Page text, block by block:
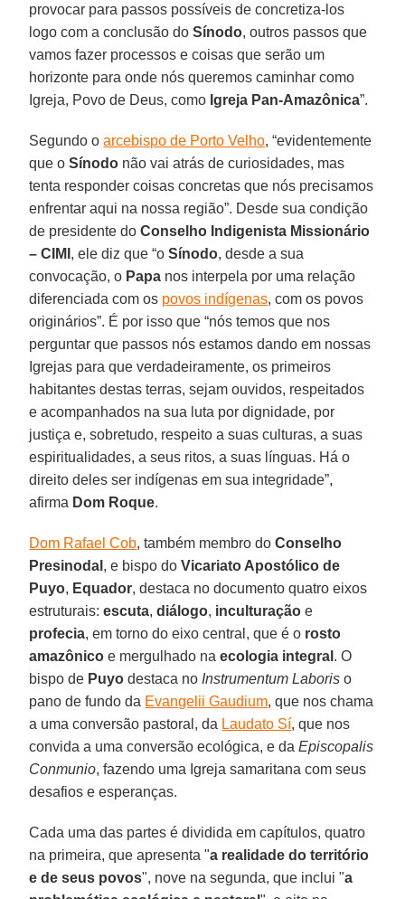
provocar para passos possíveis de concretiza-los
logo com a conclusão doSínodo, outros passos que
vamos fazer processos e coisas que serão um
horizonte para onde nós queremos caminhar como
Igreja, Povo de Deus, como Igreja Pan-Amazônica”.
Segundo oarcebispo de Porto Velho, “evidentemente
que oSínodo não vai atrás de curiosidades, mas
tenta responder coisas concretas que nós precisamos
enfrentar aqui na nossa região”. Desde sua condição
de presidente doConselho Indigenista Missionário
– CIMI , ele diz que “oSínodo, desde a sua
convocação, o Papa nos interpela por uma relação
diferenciada com os povos indígenas, com os povos
originários”. É por isso que “nós temos que nos
perguntar que passos nós estamos dando em nossas
Igrejas para que verdadeiramente, os primeiros
habitantes destas terras, sejam ouvidos, respeitados
e acompanhados na sua luta por dignidade, por
justiça e, sobretudo, respeito a suas culturas, a suas
espiritualidades, a seus ritos, a suas línguas. Há o
direito deles ser indígenas em sua integridade”,
afirma Dom Roque.
Dom Rafael Cob, também membro doConselho
Presinodal , e bispo doVicariato Apostólico de
Puyo, Equador, destaca no documento quatro eixos
estruturais:escuta,diálogo, inculturação e
profecia, em torno do eixo central, que é o rosto
amazônico e mergulhado naecologia integral . O
bispo de Puyo destaca no Instrumentum Laboris o
pano de fundo da Evangelii Gaudium, que nos chama
a uma conversão pastoral, da Laudato Sí, que nos
convida a uma conversão ecológica, e daEpiscopalis
Conmunio, fazendo uma Igreja samaritana com seus
desafios e esperanças.
Cada uma das partes é dividida em capítulos, quatro
na primeira, que apresenta "a realidade do território
e de seus povos", nove na segunda, que inclui "a